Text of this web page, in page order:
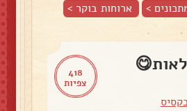
> ארוחות בוקר >
418
צפיות